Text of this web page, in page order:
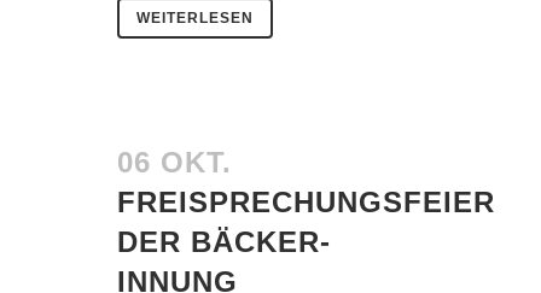
WEITERLESEN
06 OKT.
FREISPRECHUNGSFEIER
DER BÄCKER-
INNUNG